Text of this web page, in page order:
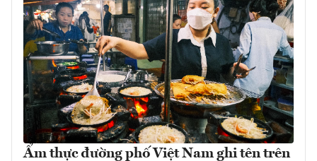
Ẩm thực đường phố Việt Nam ghi tên trên